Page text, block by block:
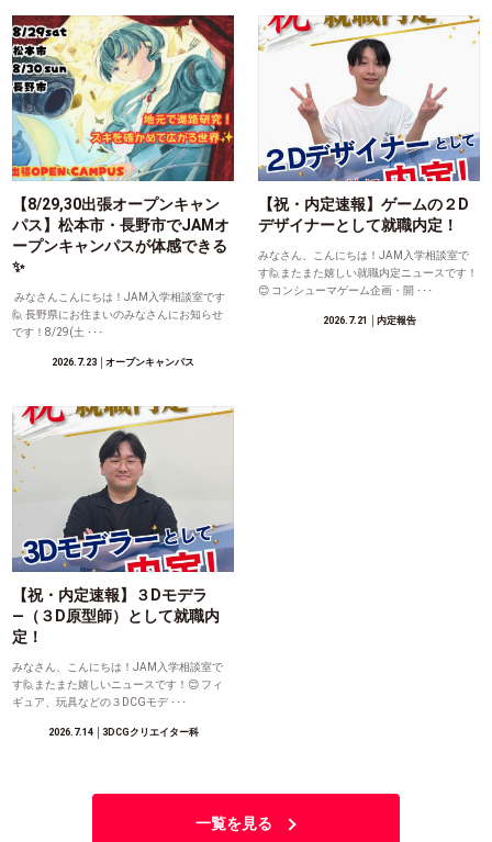
【8/29,30出張オープンキャン
パス】松本市・長野市でJAMオ
ープンキャンパスが体感できる
✨
みなさんこんにちは！JAM入学相談室です
🙋 長野県にお住まいのみなさんにお知らせ
です！8/29(土 ･･･
2026.7.23 │オープンキャンパス
【祝・内定速報】ゲームの２D
デザイナーとして就職内定！
みなさん、こんにちは！JAM入学相談室で
す🙋またまた嬉しい就職内定ニュースです！
😊 コンシューマゲーム企画・開 ･･･
2026.7.21 │内定報告
【祝・内定速報】３Dモデラ
―（３D原型師）として就職内
定！
みなさん、こんにちは！JAM入学相談室で
す🙋またまた嬉しいニュースです！😊 フィ
ギュア、玩具などの３DCGモデ ･･･
2026.7.14│3DCGクリエイター科
一覧を見る